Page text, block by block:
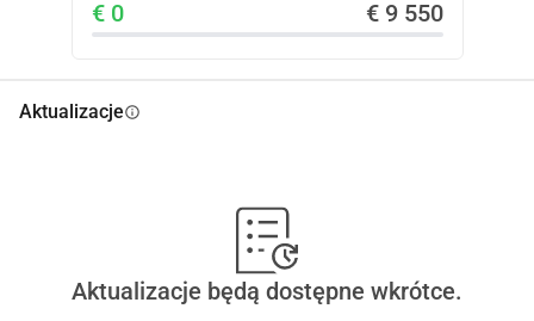
€ 0 € 9 550
Aktualizacjeinfo
Aktualizacje będą dostępne wkrótce.